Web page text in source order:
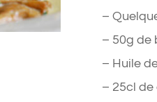
–
– 50g de
– Huile
– 25cl